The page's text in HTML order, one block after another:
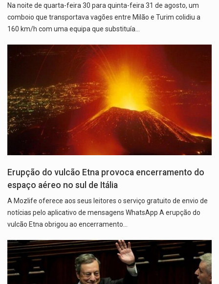
Na noite de quarta-feira 30 para quinta-feira 31 de agosto, um
comboio que transportava vagões entre Milão e Turim colidiu a
160 km/h com uma equipa que substituía…
Erupção do vulcão Etna provoca encerramento do
espaço aéreo no sul de Itália
A Mozlife oferece aos seus leitores o serviço gratuito de envio de
notícias pelo aplicativo de mensagens WhatsApp A erupção do
vulcão Etna obrigou ao encerramento…